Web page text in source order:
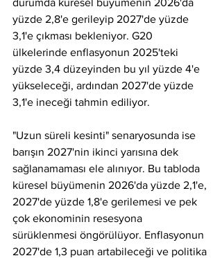
yüzde 2,8'e gerileyip 2027'de yüzde
3,1'e çıkması bekleniyor. G20
ülkelerinde enflasyonun 2025'teki
yüzde 3,4 düzeyinden bu yıl yüzde 4'e
yükseleceği, ardından 2027'de yüzde
3,1'e ineceği tahmin ediliyor.
"Uzun süreli kesinti" senaryosunda ise
barışın 2027'nin ikinci yarısına dek
sağlanamaması ele alınıyor. Bu tabloda
küresel büyümenin 2026'da yüzde 2,1'e,
2027'de yüzde 1,8'e gerilemesi ve pek
çok ekonominin resesyona
sürüklenmesi öngörülüyor. Enflasyonun
2027'de 1,3 puan artabileceği ve politika